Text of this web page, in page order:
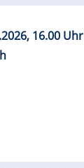
16.00 Uhr